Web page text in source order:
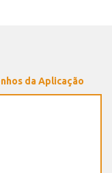
da Aplicação